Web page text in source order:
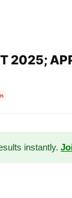
2025;
instantly.